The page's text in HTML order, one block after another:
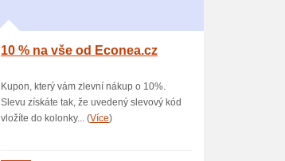
10 % na vše od Econea.cz
Kupon, který vám zlevní nákup o 10%.
Slevu získáte tak, že uvedený slevový kód
vložíte do kolonky... (Více)